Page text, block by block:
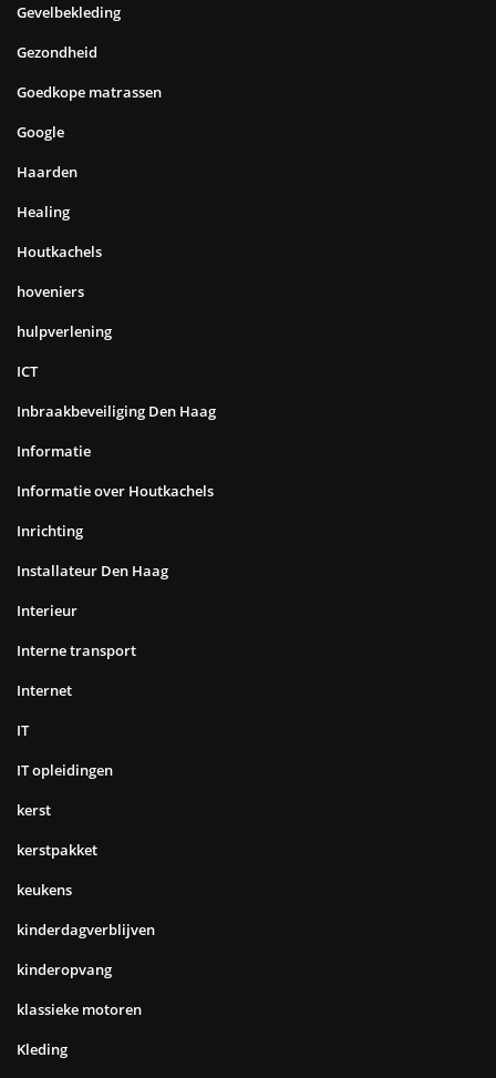
Gevelbekleding
Gezondheid
Goedkope matrassen
Google
Haarden
Healing
Houtkachels
hoveniers
hulpverlening
ICT
Inbraakbeveiliging Den Haag
Informatie
Informatie over Houtkachels
Inrichting
Installateur Den Haag
Interieur
Interne transport
Internet
IT
IT opleidingen
kerst
kerstpakket
keukens
kinderdagverblijven
kinderopvang
klassieke motoren
Kleding